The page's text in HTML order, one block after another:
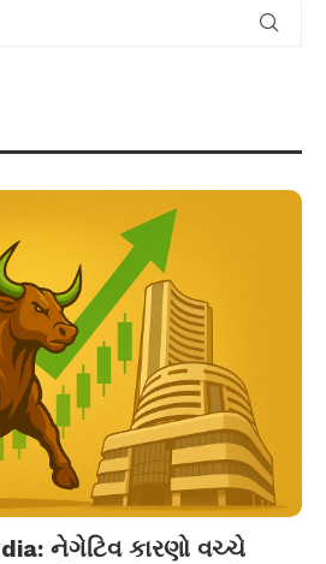
નેગેટિવ કારણો વચ્ચે